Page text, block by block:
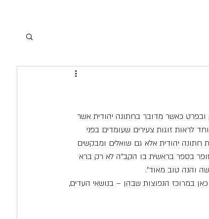
ובפרט כאשר מדובר בחתונה יהודית אשר
לראות זוגות צעירים שעומדים בפני
חתונה יהודית אלא גם שואלים ומבקשים
בספר בראשית בו הקב”ה לא רק ברא
והנה טוב מאוד”.
כאן במרוכז הנפוצות שבהן – בנושאי העדים,